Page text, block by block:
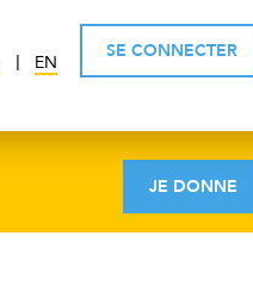
EN
SE CONNECTER
JE DONNE